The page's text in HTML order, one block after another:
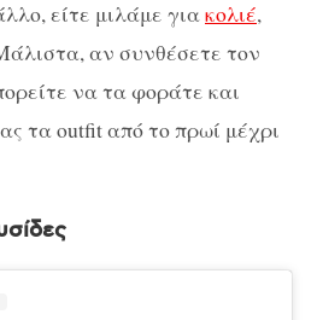
είτε μιλάμε γιακολιέ,
αν συνθέσετε τον
να τα φοράτε και
τα outfit από το πρωί μέχρι